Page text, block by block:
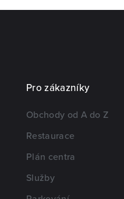
Pro zákazníky
Obchody od A do Z
Restaurace
Plán centra
Služby